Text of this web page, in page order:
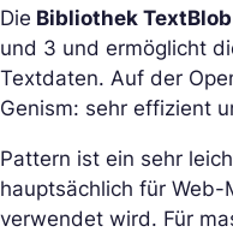
Die Bibliothek TextBlob
und 3 und ermöglicht
Textdaten. Auf der
Genism: sehr effizient
Pattern ist ein sehr
hauptsächlich für Web-
verwendet wird. Für